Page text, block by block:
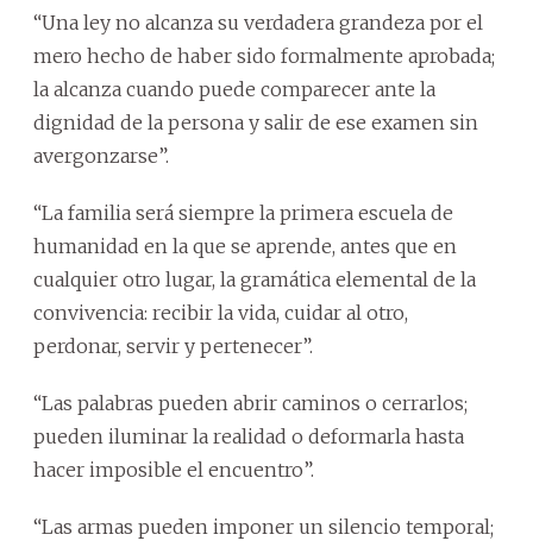
“Una ley no alcanza su verdadera grandeza por el
mero hecho de haber sido formalmente aprobada;
la alcanza cuando puede comparecer ante la
dignidad de la persona y salir de ese examen sin
avergonzarse”.
“La familia será siempre la primera escuela de
humanidad en la que se aprende, antes que en
cualquier otro lugar, la gramática elemental de la
convivencia: recibir la vida, cuidar al otro,
perdonar, servir y pertenecer”.
“Las palabras pueden abrir caminos o cerrarlos;
pueden iluminar la realidad o deformarla hasta
hacer imposible el encuentro”.
“Las armas pueden imponer un silencio temporal;